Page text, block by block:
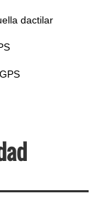
dactilar